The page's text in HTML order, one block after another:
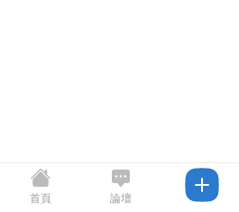
首頁 論壇